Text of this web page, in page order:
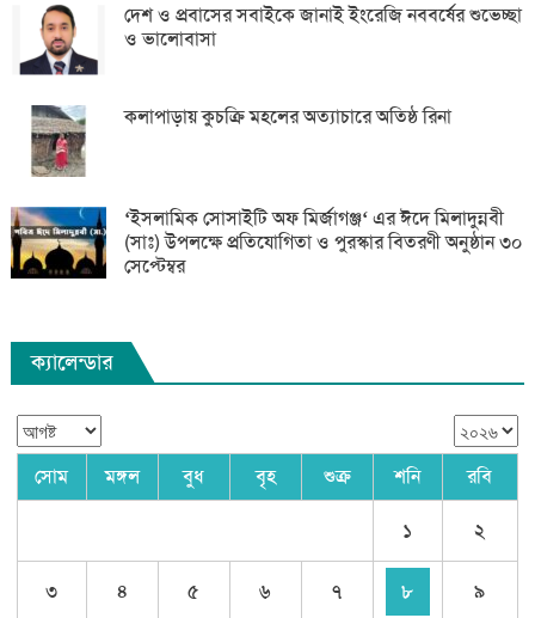
দেশ ও প্রবাসের সবাইকে জানাই ইংরেজি নববর্ষের শুভেচ্ছা
ও ভালোবাসা
কলাপাড়ায় কুচক্রি মহলের অত্যাচারে অতিষ্ঠ রিনা
‘ইসলামিক সোসাইটি অফ মির্জাগঞ্জ‘ এর ঈদে মিলাদুন্নবী
(সাঃ) উপলক্ষে প্রতিযোগিতা ও পুরস্কার বিতরণী অনুষ্ঠান ৩০
সেপ্টেম্বর
ক্যালেন্ডার
সোম মঙ্গল বুধ বৃহ শুক্র শনি রবি
১ ২
৩ ৪ ৫ ৬ ৭ ৮ ৯